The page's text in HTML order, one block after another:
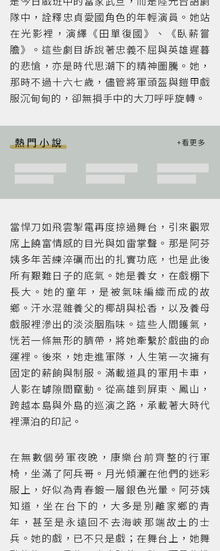
隊中，詮釋忠貞愛國角色的年輕演員。她站
在光影裡，演繹《田單復國》、《臥薪嘗
膽》。這些劇目訴說著忠義不屈與英雄遲暮
的悲愴，亦是時代思潮下的精神圖騰。她，
那時不過十六七歲，儘管將軍頭盔與鎧甲戲
服沉甸甸的，卻無損手中的大刀呼呼旋轉。
熱門小說
當悍刀如飛雲掣電再度掠過舞台，引來觀眾
席上饒富情感的目光與如雷掌聲。那是阿芬
姨多年苦練淬礪而出的扎實功底，也是此後
所有艱難日子的底氣。她是養女，在戲棚下
長大。她的童年，是被氣味編織而成的故
鄉。汗水混雜養父的椰胡與松香，以及養母
戲服裡滲出的淡淡胭脂味。這些人間鑊氣，
恍若一條無形的臍帶，將她牽繫於戲曲的命
運裡。後來，她走進軍隊，人生第一次擁有
固定的薪餉與制服。滿載道具的軍用卡車，
人影在罅隙間竄動。從高雄到屏東、鳳山，
跨越本島與外島的巡演之路，承載著大時代
裡漂泊的印記。
在無數個勞軍夜晚，康樂台前齊整的行軍
椅，坐滿了阿兵哥。月光傾灑在他們的迷彩
服上，好似為青春鍍一層銀色光暈。阿芬姨
知道，坐在台下的，大多是別離家鄉的青
年，甚至是永遠回不去海峽那端故土的士
兵。她的戲，已不只是戲；在舞台上，她舞